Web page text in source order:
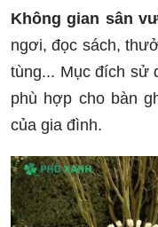
Không gian sân
ngơi, đọc sách,
tùng... Mục đích sử
phù hợp cho bàn
của gia đình.